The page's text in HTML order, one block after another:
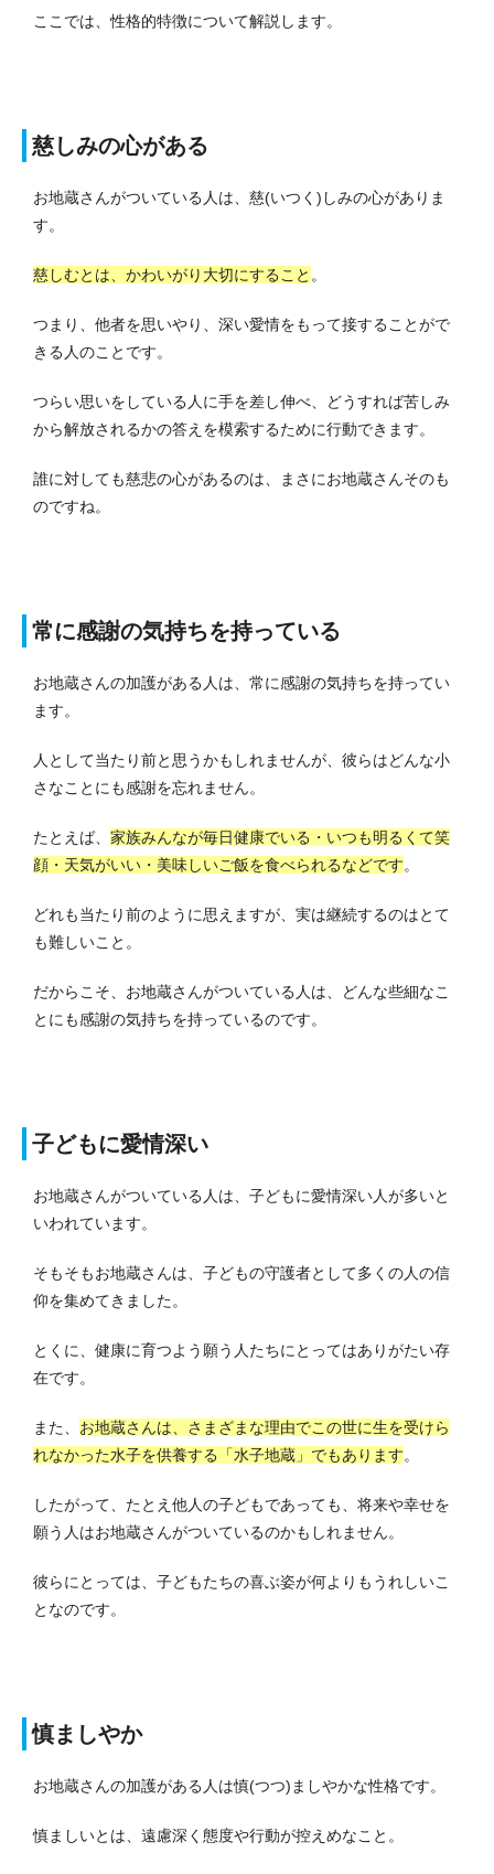
ここでは、性格的特徴について解説します。
慈しみの心がある
お地蔵さんがついている人は、慈(いつく)しみの心がありま
す。
慈しむとは、かわいがり大切にすること 。
つまり、他者を思いやり、深い愛情をもって接することがで
きる人のことです。
つらい思いをしている人に手を差し伸べ、どうすれば苦しみ
から解放されるかの答えを模索するために行動できます。
誰に対しても慈悲の心があるのは、まさにお地蔵さんそのも
のですね。
常に感謝の気持ちを持っている
お地蔵さんの加護がある人は、常に感謝の気持ちを持ってい
ます。
人として当たり前と思うかもしれませんが、彼らはどんな小
さなことにも感謝を忘れません。
たとえば、 家族みんなが毎日健康でいる・いつも明るくて笑
顔・天気がいい・美味しいご飯を食べられるなどです。
どれも当たり前のように思えますが、実は継続するのはとて
も難しいこと。
だからこそ、お地蔵さんがついている人は、どんな些細なこ
とにも感謝の気持ちを持っているのです。
子どもに愛情深い
お地蔵さんがついている人は、子どもに愛情深い人が多いと
いわれています。
そもそもお地蔵さんは、子どもの守護者として多くの人の信
仰を集めてきました。
とくに、健康に育つよう願う人たちにとってはありがたい存
在です。
また、 お地蔵さんは、さまざまな理由でこの世に生を受けら
れなかった水子を供養する「水子地蔵」でもあります。
したがって、たとえ他人の子どもであっても、将来や幸せを
願う人はお地蔵さんがついているのかもしれません。
彼らにとっては、子どもたちの喜ぶ姿が何よりもうれしいこ
となのです。
慎ましやか
お地蔵さんの加護がある人は慎(つつ)ましやかな性格です。
慎ましいとは、遠慮深く態度や行動が控えめなこと。